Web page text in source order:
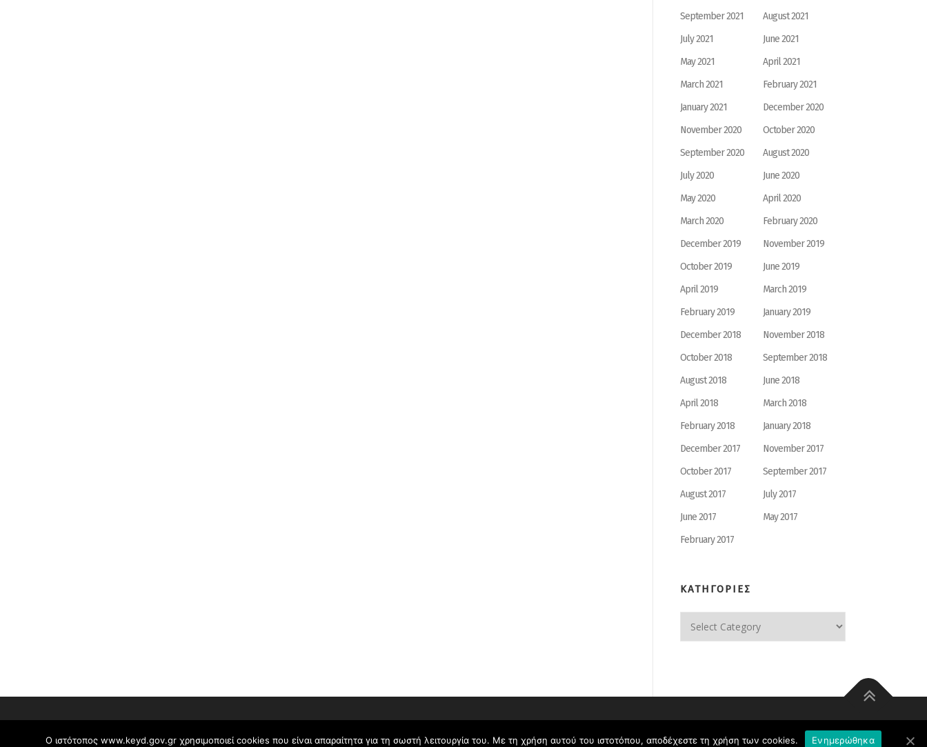
September 2021
August 2021
July 2021
June 2021
May 2021
April 2021
March 2021
February 2021
January 2021
December 2020
November 2020
October 2020
September 2020
August 2020
July 2020
June 2020
May 2020
April 2020
March 2020
February 2020
December 2019
November 2019
October 2019
June 2019
April 2019
March 2019
February 2019
January 2019
December 2018
November 2018
October 2018
September 2018
August 2018
June 2018
April 2018
March 2018
February 2018
January 2018
December 2017
November 2017
October 2017
September 2017
August 2017
July 2017
June 2017
May 2017
February 2017
ΚΑΤΗΓΟΡΙΕΣ
ΚΑΤΗΓΟΡΙΕΣ
Ο ιστότοπος www.keyd.gov.gr χρησιμοποιεί cookies που είναι απαραίτητα για τη σωστή λειτουργία του. Με τη χρήση αυτού του ιστοτόπου, αποδέχεστε τη χρήση των cookies. Ενημερώθηκα